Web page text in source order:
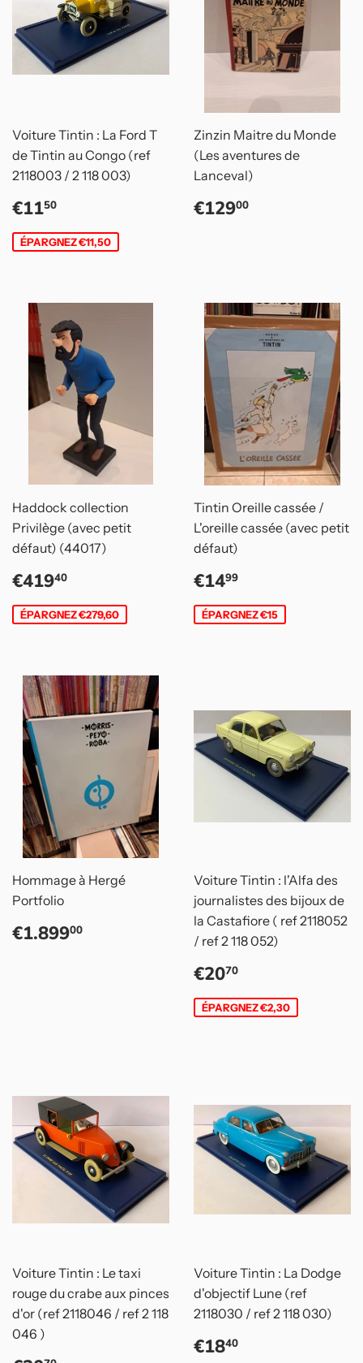
Voiture Tintin : La Ford T
de Tintin au Congo (ref
2118003 / 2 118 003)
Prix
réduit
€1150
ÉPARGNEZ €11,50
Zinzin Maitre du Monde
(Les aventures de
Lanceval)
Prix
régulier
€12900
Haddock collection
Privilège (avec petit
défaut) (44017)
Prix
réduit
€41940
ÉPARGNEZ €279,60
Tintin Oreille cassée /
L'oreille cassée (avec petit
défaut)
Prix
réduit
€1499
ÉPARGNEZ €15
Hommage à Hergé
Portfolio
Prix
régulier
€1.89900
Voiture Tintin : l'Alfa des
journalistes des bijoux de
la Castafiore ( ref 2118052
/ ref 2 118 052)
Prix
réduit
€2070
ÉPARGNEZ €2,30
Voiture Tintin : Le taxi
rouge du crabe aux pinces
d'or (ref 2118046 / ref 2 118
046 )
Voiture Tintin : La Dodge
d'objectif Lune (ref
2118030 / ref 2 118 030)
Prix
€1840